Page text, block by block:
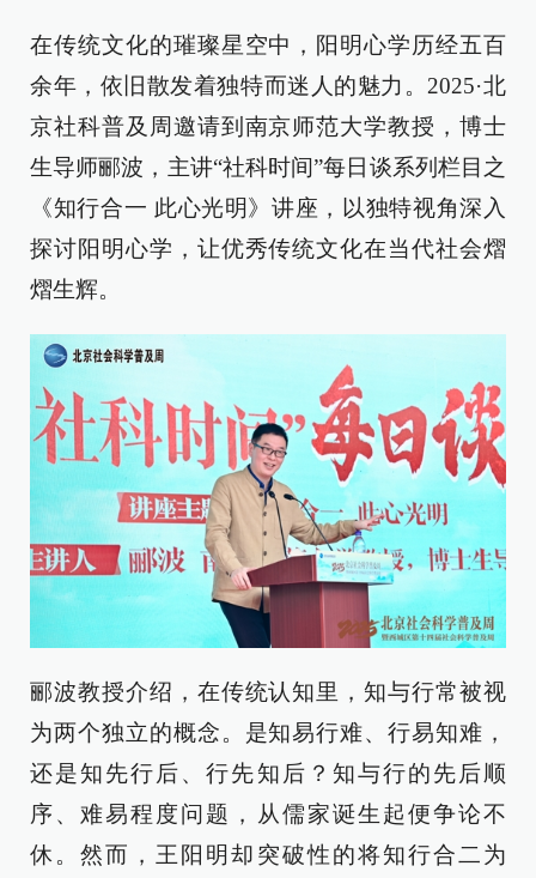
在传统文化的璀璨星空中，阳明心学历经五百
余年，依旧散发着独特而迷人的魅力。2025·北
京社科普及周邀请到南京师范大学教授，博士
生导师郦波，主讲“社科时间”每日谈系列栏目之
《知行合一 此心光明》讲座，以独特视角深入
探讨阳明心学，让优秀传统文化在当代社会熠
熠生辉。
郦波教授介绍，在传统认知里，知与行常被视
为两个独立的概念。是知易行难、行易知难，
还是知先行后、行先知后？知与行的先后顺
序、难易程度问题，从儒家诞生起便争论不
休。然而，王阳明却突破性的将知行合二为